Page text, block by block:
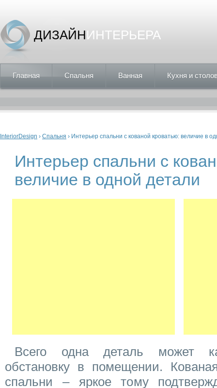
ДИЗАЙНИНТЕРЬЕРА
Главная Спальня Ванная Кухня и
Вы здесь
InteriorDesign › Спальня › Интерьер спальни с кованой кроватью: величие в
Интерьер спальни с
величие в одной детали
Всего одна деталь может
обстановку в помещении.
спальни – яркое тому